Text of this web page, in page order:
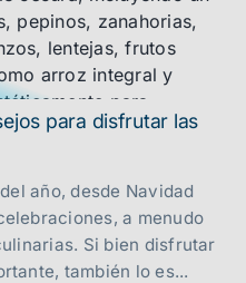
para disfrutar las
año, desde Navidad
a menudo
Si bien disfrutar
también lo es...